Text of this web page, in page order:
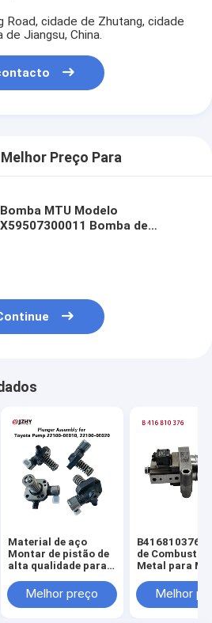
Road, cidade de Zhutang, cidade
Jiangsu, China.
Preço Para
Bomba MTU Modelo
X59507300011 Bomba de
Material de aço
Montar de pistão de
alta qualidade para
combustível com
embalagem neutra
Melhor preço
B416810376
de
Metal para
GruposMelhor